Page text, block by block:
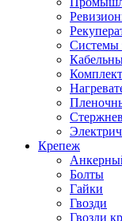
Системы
Крепеж
Болты
Гайки
Гвозди
Гвозди